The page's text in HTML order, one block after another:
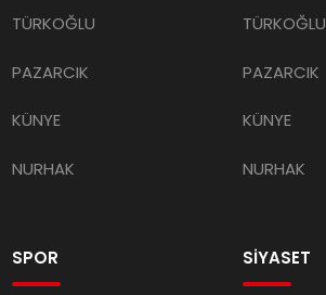
TÜRKOĞLU
PAZARCIK
KÜNYE
NURHAK
TÜRKOĞLU
PAZARCIK
KÜNYE
NURHAK
SPOR SİYASET